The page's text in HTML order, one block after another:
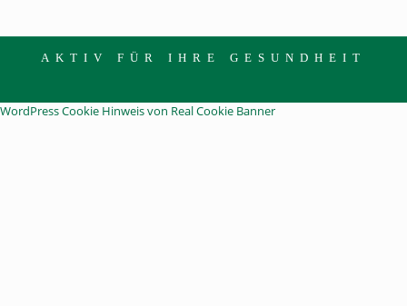
AKTIV FÜR IHRE GESUNDHEIT
WordPress Cookie Hinweis von Real Cookie Banner